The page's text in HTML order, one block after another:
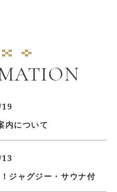
内について
ジャグジー・サウナ付